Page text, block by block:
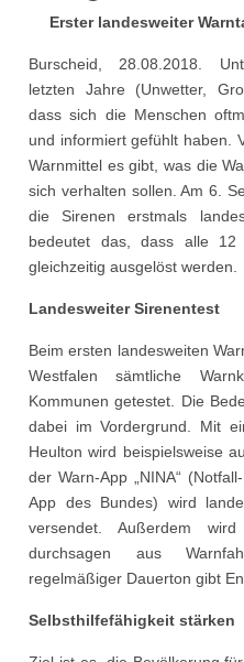
Erster landesweiter
Burscheid, 28.08.2018.
letzten Jahre (Unwetter,
dass sich die Menschen
und informiert gefühlt haben.
Warnmittel es gibt, was die
sich verhalten sollen. Am 6.
die Sirenen erstmals
bedeutet das, dass alle 12
gleichzeitig ausgelöst werden.
Landesweiter Sirenentest
Beim ersten landesweiten
Westfalen sämtliche
Kommunen getestet. Die
dabei im Vordergrund. Mit
Heulton wird beispielsweise
der Warn-App „NINA“
App des Bundes) wird
versendet. Außerdem
durchsagen aus
regelmäßiger Dauerton gibt
Selbsthilfefähigkeit stärken